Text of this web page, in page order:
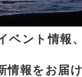
ベント情報
情報をお届